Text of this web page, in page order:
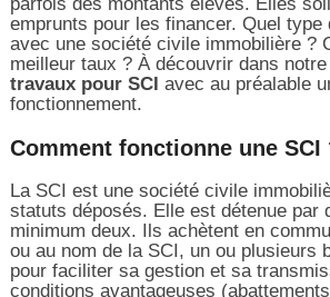
emprunts pour les financer. Quel type
avec une société civile immobilière ?
meilleur taux ? À découvrir dans
travaux pour SCI avec au préalable
fonctionnement.
Comment fonctionne une SCI
La SCI est une société civile
statuts déposés. Elle est détenue par
minimum deux. Ils achètent en
ou au nom de la SCI, un ou plusieurs
pour faciliter sa gestion et sa
conditions avantageuses